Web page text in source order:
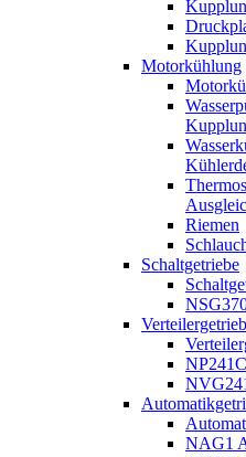
Motorkühlung
Riemen
Schaltgetriebe
NP241C
NAG1